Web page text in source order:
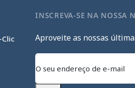
INSCREVA-SE NA NOSSA
Aproveite as nossas